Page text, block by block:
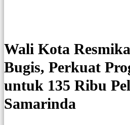
Wali Kota
Bugis, Perkuat
untuk 135 Ribu
Samarinda